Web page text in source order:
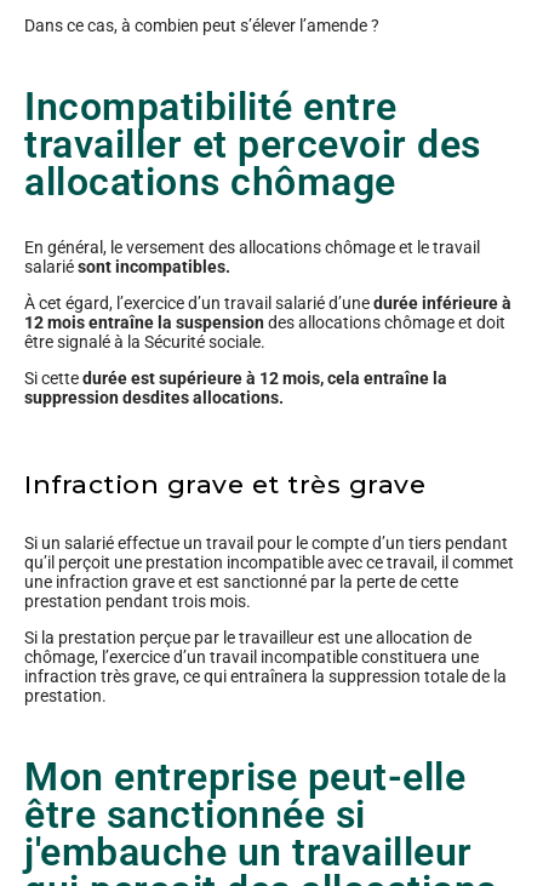
Dans ce cas, à combien peut s’élever l’amende ?
Incompatibilité entre
travailler et percevoir des
allocations chômage
En général, le versement des allocations chômage et le travail
salariésont incompatibles.
À cet égard, l’exercice d’un travail salarié d’unedurée inférieure à
12 mois entraîne la suspensiondes allocations chômage et doit
être signalé à la Sécurité sociale.
Si cettedurée est supérieure à 12 mois, cela entraîne la
suppression desdites allocations.
Infraction grave et très grave
Si un salarié effectue un travail pour le compte d’un tiers pendant
qu’il perçoit une prestation incompatible avec ce travail, il commet
une infraction grave et est sanctionné par la perte de cette
prestation pendant trois mois.
Si la prestation perçue par le travailleur est une allocation de
chômage, l’exercice d’un travail incompatible constituera une
infraction très grave, ce qui entraînera la suppression totale de la
prestation.
Mon entreprise peut-elle
être sanctionnée si
j'embauche un travailleur